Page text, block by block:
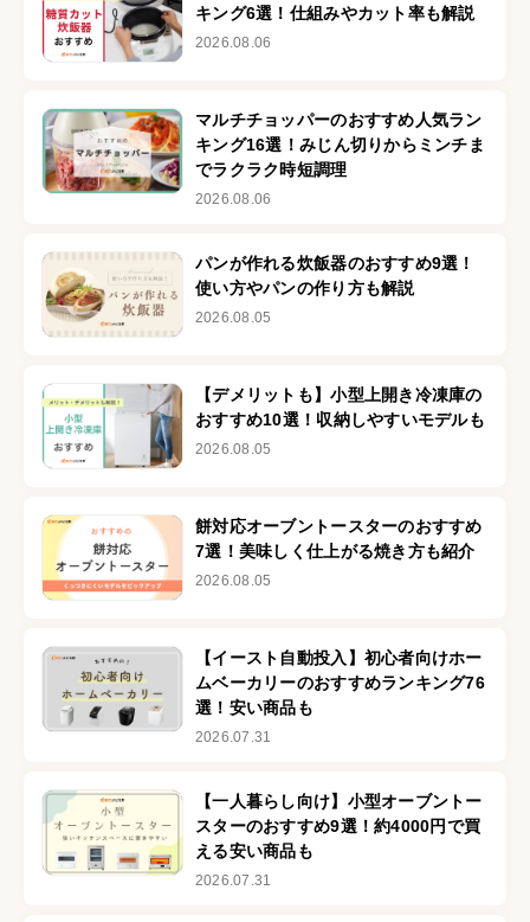
キング6選！仕組みやカット率も解説
2026.08.06
マルチチョッパーのおすすめ人気ラン
キング16選！みじん切りからミンチま
でラクラク時短調理
2026.08.06
パンが作れる炊飯器のおすすめ9選！
使い方やパンの作り方も解説
2026.08.05
【デメリットも】小型上開き冷凍庫の
おすすめ10選！収納しやすいモデルも
2026.08.05
餅対応オーブントースターのおすすめ
7選！美味しく仕上がる焼き方も紹介
2026.08.05
【イースト自動投入】初心者向けホー
ムベーカリーのおすすめランキング76
選！安い商品も
2026.07.31
【一人暮らし向け】小型オーブントー
スターのおすすめ9選！約4000円で買
える安い商品も
2026.07.31